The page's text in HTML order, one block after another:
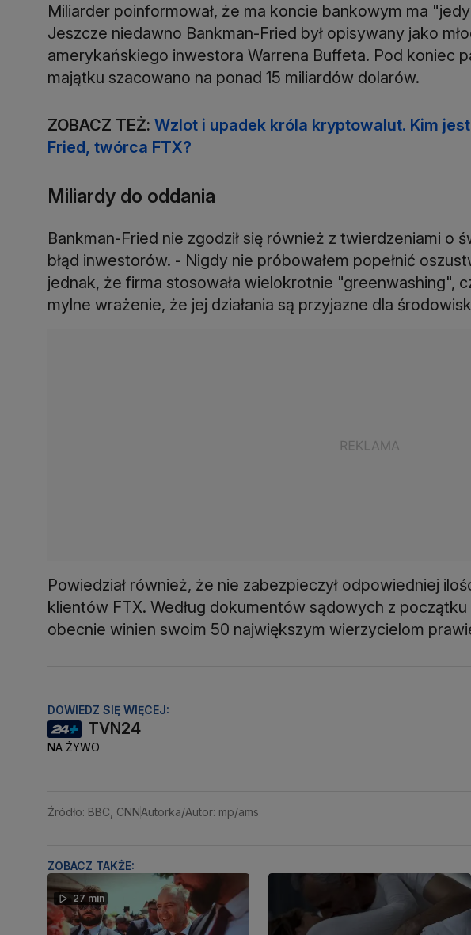
Miliarder poinformował, że ma koncie bankowym ma
Jeszcze niedawno Bankman-Fried był opisywany jako
amerykańskiego inwestora Warrena Buffeta. Pod koniec
majątku szacowano na ponad 15 miliardów dolarów.
ZOBACZ TEŻ: Wzlot i upadek króla kryptowalut. Kim
Fried, twórca FTX?
Miliardy do oddania
Bankman-Fried nie zgodził się również z twierdzeniami o
błąd inwestorów. - Nigdy nie próbowałem popełnić
jednak, że firma stosowała wielokrotnie "greenwashing",
mylne wrażenie, że jej działania są przyjazne dla
Powiedział również, że nie zabezpieczył odpowiedniej
klientów FTX. Według dokumentów sądowych z
obecnie winien swoim 50 największym wierzycielom
DOWIEDZ SIĘ WIĘCEJ:
TVN24
NA ŻYWO
Źródło: BBC, CNNAutorka/Autor: mp/ams
ZOBACZ TAKŻE:
27 min